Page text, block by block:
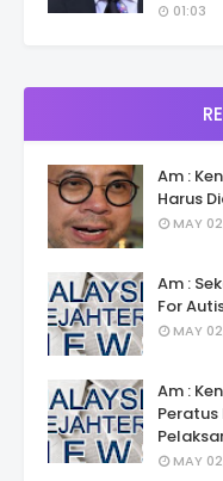
01:03
Am :
Harus
MAY
Am :
For
MAY
Am :
MAY